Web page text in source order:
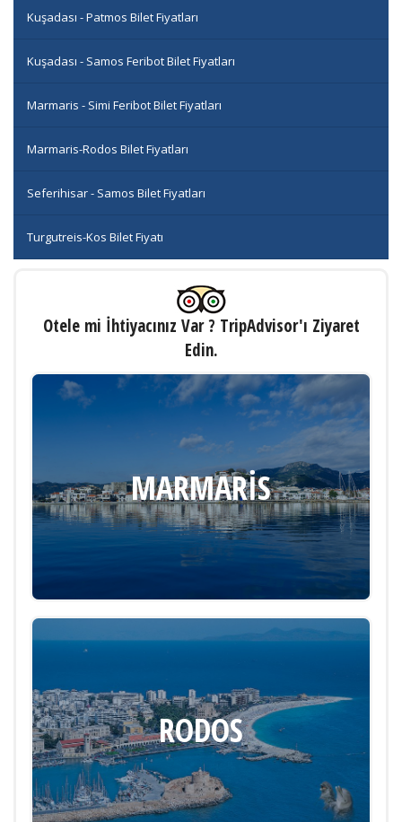
Kuşadası - Patmos Bilet Fiyatları
Kuşadası - Samos Feribot Bilet Fiyatları
Marmaris - Simi Feribot Bilet Fiyatları
Marmaris-Rodos Bilet Fiyatları
Seferihisar - Samos Bilet Fiyatları
Turgutreis-Kos Bilet Fiyatı
Otele mi İhtiyacınız Var ? TripAdvisor'ı Ziyaret
Edin.
MARMARIS
RODOS